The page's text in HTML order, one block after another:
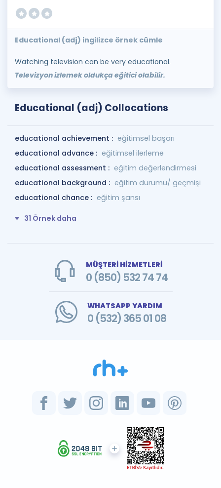
Educational (adj) ingilizce örnek cümle
Watching television can be very educational.
Televizyon izlemek oldukça eğitici olabilir.
Educational (adj) Collocations
educational achievement : eğitimsel başarı
educational advance : eğitimsel ilerleme
educational assessment : eğitim değerlendirmesi
educational background : eğitim durumu/ geçmişi
educational chance : eğitim şansı
31 Örnek daha
MÜŞTERİ HİZMETLERİ
0 (850) 532 74 74
WHATSAPP YARDIM
0 (532) 365 01 08